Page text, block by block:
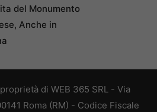
del Monumento
Anche in
di WEB 365 SRL - Via
Roma (RM) - Codice Fiscale